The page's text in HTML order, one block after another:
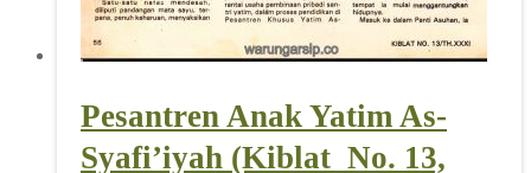
Pesantren Anak Yatim As-
Syafi’iyah (Kiblat_No. 13,